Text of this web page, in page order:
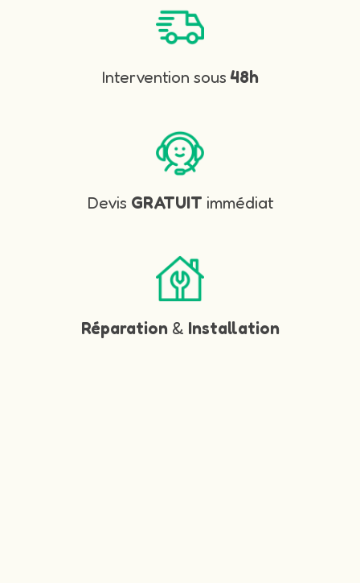
Intervention sous 48h
Devis GRATUIT immédiat
Réparation & Installation